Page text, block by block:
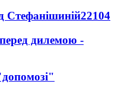
Стефанішиній22104
дилемою -